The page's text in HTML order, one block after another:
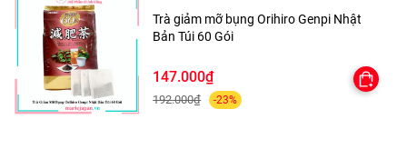
Trà giảm mỡ bụng Orihiro Genpi Nhật
Bản Túi 60 Gói
147.000₫
192.000₫ -23%